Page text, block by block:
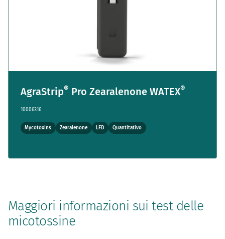
AgraStrip® Pro Zearalenone WATEX®
10006316
Mycotoxins Zearalenone LFD Quantitativo
Maggiori informazioni sui test delle
micotossine